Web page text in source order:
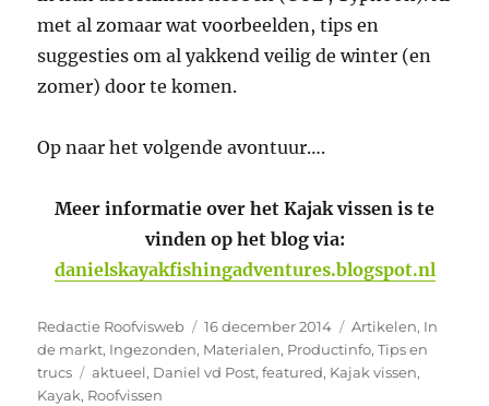
met al zomaar wat voorbeelden, tips en
suggesties om al yakkend veilig de winter (en
zomer) door te komen.
Op naar het volgende avontuur….
Meer informatie over het Kajak vissen is te
vinden op het blog via:
danielskayakfishingadventures.blogspot.nl
Auteur
Redactie Roofvisweb
Geplaatst
op
16 december 2014 Categorieën
Artikelen, In
de markt, Ingezonden, Materialen, Productinfo,Tips en
trucs
Tags
aktueel, Daniel vd Post,featured, Kajak vissen,
Kayak, Roofvissen